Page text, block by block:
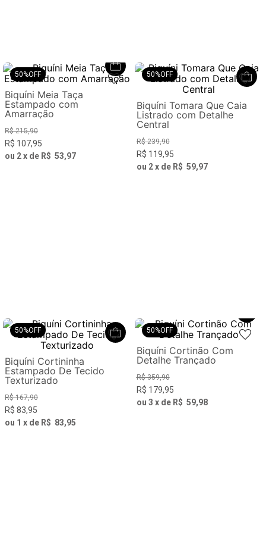
50%OFF
Biquíni Meia Taça
Estampado com
Amarração
R$ 215,90
R$ 107,95
ou 2x de R$ 53,97
50%OFF
Biquíni Tomara Que Caia
Listrado com Detalhe
Central
R$ 239,90
R$ 119,95
ou 2 x de R$ 59,97
50%OFF
Biquíni Cortininha
Estampado De Tecido
Texturizado
R$ 167,90
R$ 83,95
ou 1 x de R$ 83,95
50%OFF
Biquíni Cortinão Com
Detalhe Trançado
R$ 359,90
R$ 179,95
ou 3 x de R$ 59,98